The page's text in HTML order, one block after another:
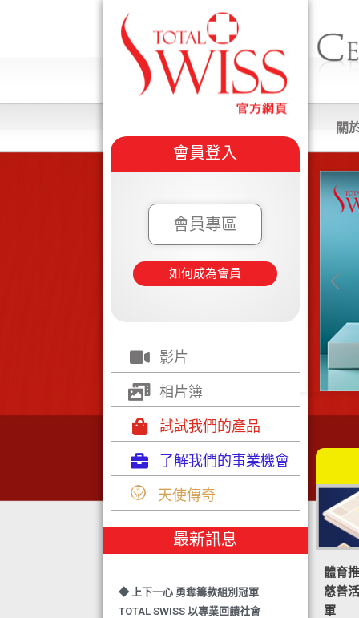
會員登入
會員專區
如何成為會員
影片
相片簿
試試我們的產品
了解我們的事業機會
天使傳奇
最新訊息
◆ TOTAL SWISS 勇奪 亞洲知識管理
學院 3項殊榮
◆ 熱烈恭賀-TOTAL SWISS 1日連奪2
獎,中銀香港環保優秀企業證書及星級
◆ 上下一心 勇奪籌款組別冠軍
TOTAL SWISS 以專業回饋社會
關
體育
慈善
軍